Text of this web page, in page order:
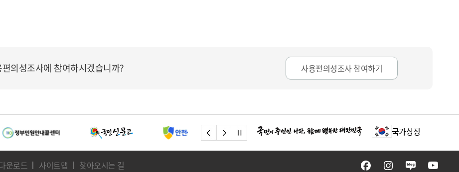
의성조사에 참여하시겠습니까? 사용편의성조사 참여하기
국가상징
운로드 사이트맵 찾아오시는 길